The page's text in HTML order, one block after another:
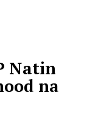
Natin
na